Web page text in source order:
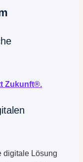
Zukunft®.
digitale Lösung